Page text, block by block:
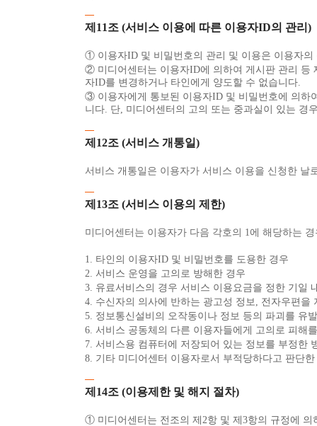
제11조 (서비스 이용에 따른 이용자ID의 관리)
① 이용자ID 및 비밀번호의 관리 및 이용은 이용자의
② 미디어센터는 이용자ID에 의하여 게시판 관리 등
자ID를 변경하거나 타인에게 양도할 수 없습니다.
③ 이용자에게 통보된 이용자ID 및 비밀번호에 의하
니다. 단, 미디어센터의 고의 또는 중과실이 있는 경
제12조 (서비스 개통일)
서비스 개통일은 이용자가 서비스 이용을 신청한
제13조 (서비스 이용의 제한)
미디어센터는 이용자가 다음 각호의 1에 해당하는
1. 타인의 이용자ID 및 비밀번호를 도용한 경우
2. 서비스 운영을 고의로 방해한 경우
3. 유료서비스의 경우 서비스 이용요금을 정한 기일
4. 수신자의 의사에 반하는 광고성 정보, 전자우편을
5. 정보통신설비의 오작동이나 정보 등의 파괴를 유
6. 서비스 공동체의 다른 이용자들에게 고의로 피해
7. 서비스용 컴퓨터에 저장되어 있는 정보를 부정한
8. 기타 미디어센터 이용자로서 부적당하다고 판단한
제14조 (이용제한 및 해지 절차)
① 미디어센터는 전조의 제2항 및 제3항의 규정에